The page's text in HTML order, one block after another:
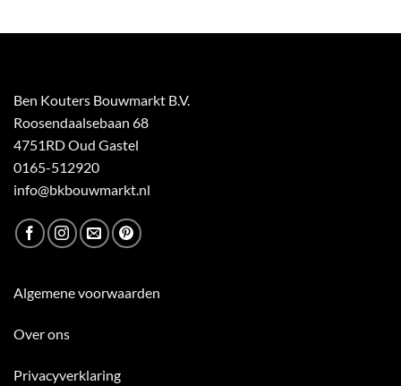
Ben Kouters Bouwmarkt B.V.
Roosendaalsebaan 68
4751RD Oud Gastel
0165-512920
info@bkbouwmarkt.nl
Algemene voorwaarden
Over ons
Privacyverklaring